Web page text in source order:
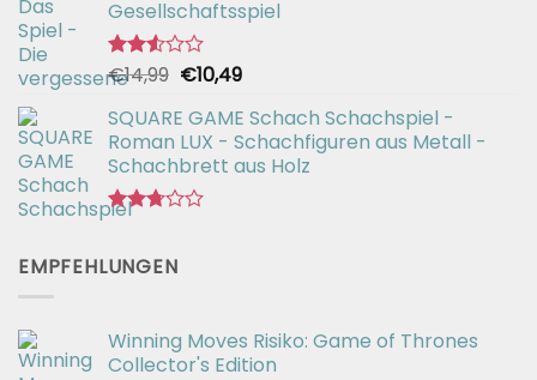
Gesellschaftsspiel
Bewertet
mit
2.52
von 5
€14,99 Ursprünglicher
war:
€14,99
€10,49Aktueller
ist:
€10,49.
SQUARE GAME Schach Schachspiel -
Roman LUX - Schachfiguren aus Metall -
Schachbrett aus Holz
2.73
EMPFEHLUNGEN
Winning Moves Risiko: Game of Thrones
Collector's Edition